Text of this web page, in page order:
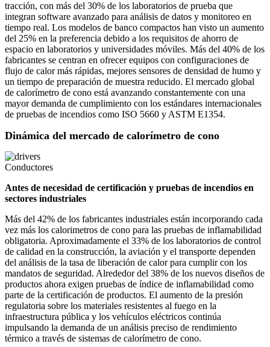
tracción, con más del 30% de los laboratorios de prueba que
integran software avanzado para análisis de datos y monitoreo en
tiempo real. Los modelos de banco compactos han visto un aumento
del 25% en la preferencia debido a los requisitos de ahorro de
espacio en laboratorios y universidades móviles. Más del 40% de los
fabricantes se centran en ofrecer equipos con configuraciones de
flujo de calor más rápidas, mejores sensores de densidad de humo y
un tiempo de preparación de muestra reducido. El mercado global
de calorímetro de cono está avanzando constantemente con una
mayor demanda de cumplimiento con los estándares internacionales
de pruebas de incendios como ISO 5660 y ASTM E1354.
Dinámica del mercado de calorímetro de cono
Conductores
Antes de necesidad de certificación y pruebas de incendios en
sectores industriales
Más del 42% de los fabricantes industriales están incorporando cada
vez más los calorimetros de cono para las pruebas de inflamabilidad
obligatoria. Aproximadamente el 33% de los laboratorios de control
de calidad en la construcción, la aviación y el transporte dependen
del análisis de la tasa de liberación de calor para cumplir con los
mandatos de seguridad. Alrededor del 38% de los nuevos diseños de
productos ahora exigen pruebas de índice de inflamabilidad como
parte de la certificación de productos. El aumento de la presión
regulatoria sobre los materiales resistentes al fuego en la
infraestructura pública y los vehículos eléctricos continúa
impulsando la demanda de un análisis preciso de rendimiento
térmico a través de sistemas de calorímetro de cono.